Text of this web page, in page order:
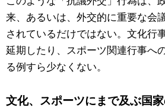
来、あるいは、外交的に重要な会
されているだけではない。文化行
延期したり、スポーツ関連行事へ
る例すら少なくない。
文化、スポーツにまで及ぶ国家